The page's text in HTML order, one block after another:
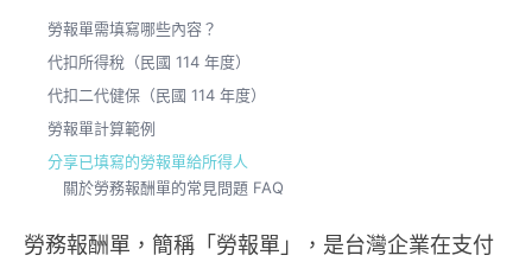
勞報單需填寫哪些內容？
代扣所得稅（民國 114 年度）
代扣二代健保（民國 114 年度）
勞報單計算範例
分享已填寫的勞報單給所得人
關於勞務報酬單的常見問題 FAQ
勞務報酬單，簡稱「勞報單」，是台灣企業在支付